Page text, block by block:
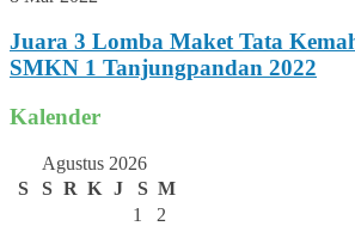
Juara 3 Lomba Maket Tata
SMKN 1 Tanjungpandan 2022
Kalender
Agustus 2026
S
S R K J S M
1
2